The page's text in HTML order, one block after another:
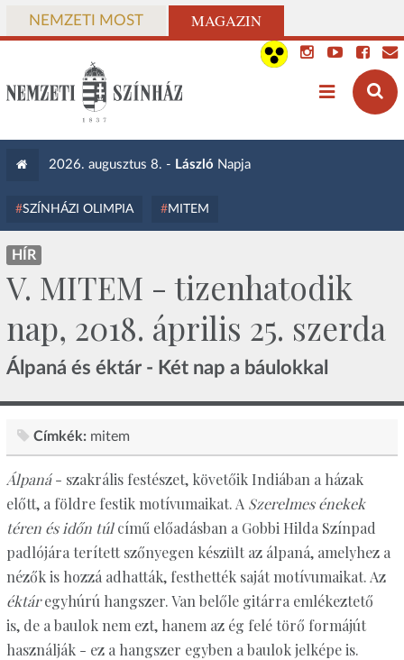
NEMZETI MOST MAGAZIN
2026. augusztus 8. - László Napja
SZÍNHÁZI OLIMPIA MITEM
HÍR
V. MITEM - tizenhatodik
nap, 2018. április 25. szerda
Álpaná és éktár - Két nap a báulokkal
Címkék: mitem
Álpaná- szakrális festészet, követőik Indiában a házak
előtt, a földre festik motívumaikat. A Szerelmes énekek
téren és időn túlcímű előadásban a Gobbi Hilda Színpad
padlójára terített szőnyegen készült az álpaná, amelyhez a
nézők is hozzá adhatták, festhették saját motívumaikat. Az
éktáregyhúrú hangszer. Van belőle gitárra emlékeztető
is, de a baulok nem ezt, hanem az ég felé törő formájút
használják - ez a hangszer egyben a baulok jelképe is.